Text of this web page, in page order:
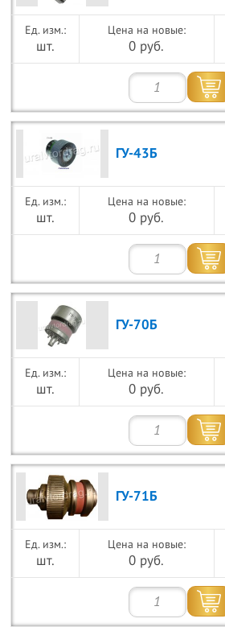
шт.
Цена на новые:
0 руб.
ГУ-43Б
шт.
Цена на новые:
0 руб.
ГУ-70Б
шт.
Цена на новые:
0 руб.
ГУ-71Б
шт.
Цена на новые:
0 руб.